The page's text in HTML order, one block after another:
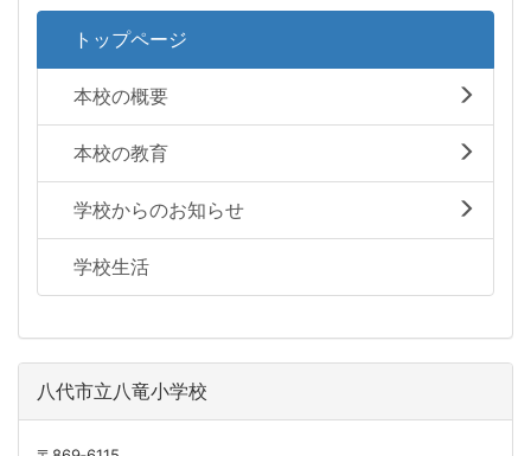
トップページ
本校の概要
本校の教育
学校からのお知らせ
学校生活
八代市立八竜小学校